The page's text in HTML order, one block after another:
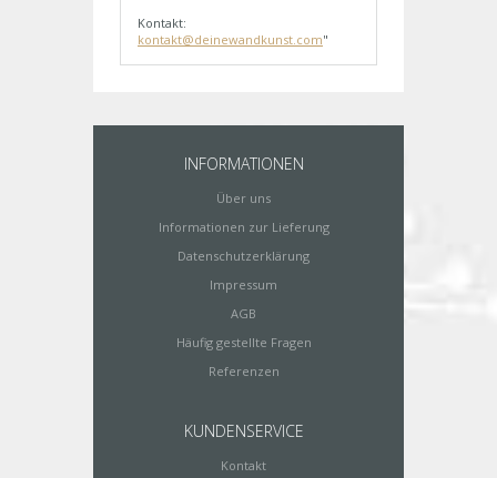
Kontakt:
kontakt@deinewandkunst.com"
INFORMATIONEN
Über uns
Informationen zur Lieferung
Datenschutzerklärung
Impressum
AGB
Häufig gestellte Fragen
Referenzen
KUNDENSERVICE
Kontakt